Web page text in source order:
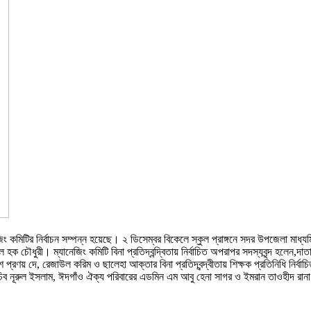
কমিটির নির্বাচন সম্পন্ন হয়েছে। ২ ডিসেম্বর বিকেলে স্কুল প্রাঙ্গনে সদর উপজেলা
হক চৌধুরী। ম্যানেজিং কমিটি বিনা প্রতিদ্বন্দ্বিতায় নির্বাচিত অপরাপর সদস্যবৃন্দ
দে, রেজাউল করিম ও ছালেহা আক্তার বিনা প্রতিদ্বন্দ্বীতায় শিক্ষক প্রতিনিধি
নূরুল ইসলাম, ঈদগাঁও ঐক্য পরিবারের এডমিন এম আবু হেনা সাগর ও ইমরান তাওহীদ